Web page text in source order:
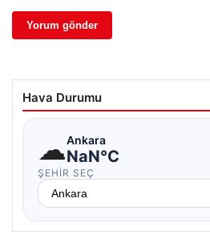
Hava Durumu
☁Ankara
NaN°C
ŞEHIR SEÇ